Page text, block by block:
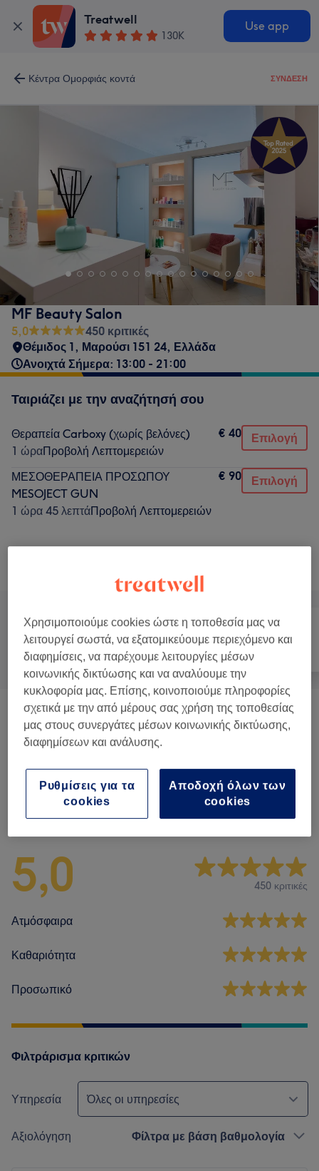
Treatwell
130K
Use app
Κέντρα Ομορφιάς κοντά ΣΎΝΔΕΣΗ
MF Beauty Salon
5,0
450 κριτικές
Θέμιδος 1, Μαρούσι 151 24, Ελλάδα
Ανοιχτά Σήμερα: 13:00 - 21:00
Ταιριάζει με την αναζήτησή σου
Θεραπεία Carboxy (χωρίς βελόνες)
1 ώραΠροβολή Λεπτομερειών
€ 40 Επιλογή
ΜΕΣΟΘΕΡΑΠΕΙΑ ΠΡΟΣΩΠΟΥ
MESOJECT GUN
1 ώρα 45 λεπτάΠροβολή Λεπτομερειών
€ 90 Επιλογή
Όλα Αποτρίχωση
Θεραπείες Προσώπου ( από € 30
Συμβουλευτική
Αξιολογήσεις καταστήματος
5,0 450 κριτικές
Ατμόσφαιρα
Καθαριότητα
Προσωπικό
Φιλτράρισμα κριτικών
Υπηρεσία Όλες οι υπηρεσίες
Αξιολόγηση Φίλτρα με βάση βαθμολογία
Χρησιμοποιούμε cookies ώστε η τοποθεσία μας να
λειτουργεί σωστά, να εξατομικεύουμε περιεχόμενο και
διαφημίσεις, να παρέχουμε λειτουργίες μέσων
κοινωνικής δικτύωσης και να αναλύουμε την
κυκλοφορία μας. Επίσης, κοινοποιούμε πληροφορίες
σχετικά με την από μέρους σας χρήση της τοποθεσίας
μας στους συνεργάτες μέσων κοινωνικής δικτύωσης,
διαφημίσεων και ανάλυσης.
Αποδοχή όλων των
cookies
Ρυθμίσεις για τα
cookies